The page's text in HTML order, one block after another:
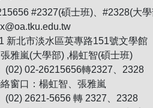
#2327(碩士班)、#2328(大
新北市淡水區英專路151號文學館
雅嵐(大學部) ,楊虹智(碩士班)
(02) 02-26215656轉2327、2328
窗口：楊虹智、張雅嵐
(02) 2621-5656 轉 2327、2328